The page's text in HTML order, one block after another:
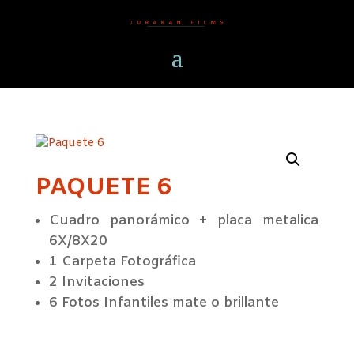
PAQUETE 6
Cuadro panorámico + placa metalica
6X/8X20
1 Carpeta Fotográfica
2 Invitaciones
6 Fotos Infantiles mate o brillante